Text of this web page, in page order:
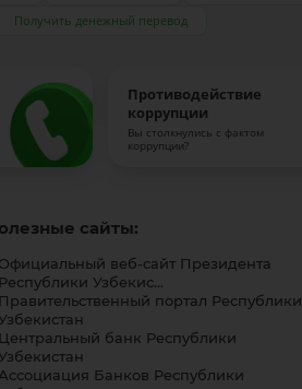
Получить денежный перевод
Противодействие
коррупции
Вы столкнулись с фактом
коррупции?
сайты:
Официальный веб-сайт Президента
Республики Узбекис...
Правительственный портал Республики
Узбекистан
Центральный банк Республики
Узбекистан
Банков Республики